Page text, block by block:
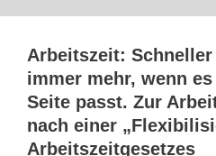
Arbeitszeit:
immer mehr, wenn
Seite passt. Zur
nach einer
Arbeitszeitgesetzes